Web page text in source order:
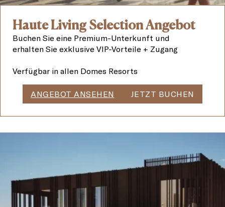
Haute Living Selection Angebot
Buchen Sie eine Premium-Unterkunft und
erhalten Sie exklusive VIP-Vorteile + Zugang
Verfügbar in allen Domes Resorts
ANGEBOT ANSEHEN JETZT BUCHEN